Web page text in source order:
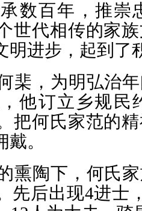
数百年，推崇
世代相传的家
明进步，起到了
棐，为明弘治
他订立乡规民
把何氏家范的
。
熏陶下，何氏
先后出现4进士